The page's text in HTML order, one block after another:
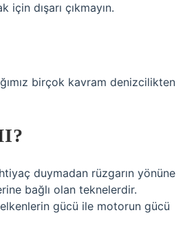
dışarı çıkmayın.
birçok kavram denizcilikten
duymadan rüzgarın yönüne
bağlı olan teknelerdir.
gücü ile motorun gücü